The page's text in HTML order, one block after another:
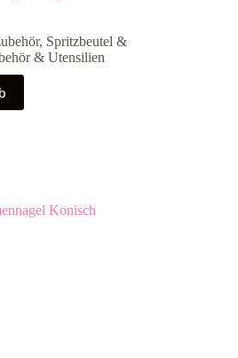
, Spritzbeutel &
& Utensilien